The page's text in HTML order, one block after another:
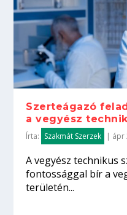
Szerteágazó
a vegyész
Írta: Szakmát Szerzek | ápr
A vegyész technikus
fontossággal bír a
területén...